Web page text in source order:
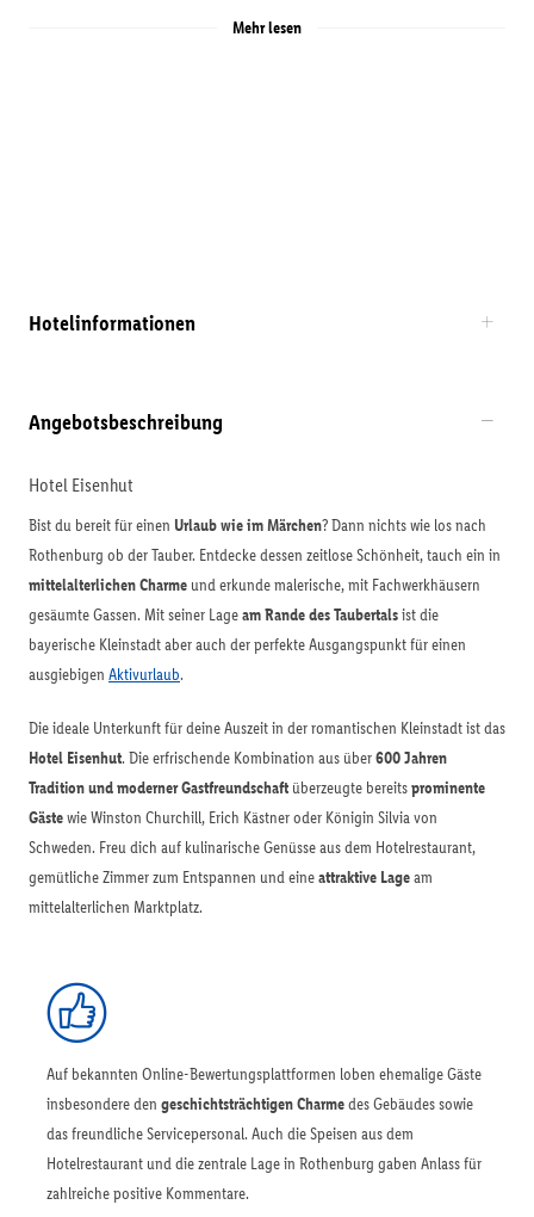
Mehr lesen
Hotelinformationen
Angebotsbeschreibung
Hotel Eisenhut
Bist du bereit für einen Urlaub wie im Märchen? Dann nichts wie los nach
Rothenburg ob der Tauber. Entdecke dessen zeitlose Schönheit, tauch ein in
mittelalterlichen Charme und erkunde malerische, mit Fachwerkhäusern
gesäumte Gassen. Mit seiner Lageam Rande des Taubertalsist die
bayerische Kleinstadt aber auch der perfekte Ausgangspunkt für einen
ausgiebigen Aktivurlaub.
Die ideale Unterkunft für deine Auszeit in der romantischen Kleinstadt ist das
Hotel Eisenhut. Die erfrischende Kombination aus über600 Jahren
Tradition und moderner Gastfreundschaft überzeugte bereitsprominente
Gästewie Winston Churchill, Erich Kästner oder Königin Silvia von
Schweden. Freu dich auf kulinarische Genüsse aus dem Hotelrestaurant,
gemütliche Zimmer zum Entspannen und eineattraktive Lageam
mittelalterlichen Marktplatz.
Auf bekannten Online-Bewertungsplattformen loben ehemalige Gäste
insbesondere den geschichtsträchtigen Charmedes Gebäudes sowie
das freundliche Servicepersonal. Auch die Speisen aus dem
Hotelrestaurant und die zentrale Lage in Rothenburg gaben Anlass für
zahlreiche positive Kommentare.